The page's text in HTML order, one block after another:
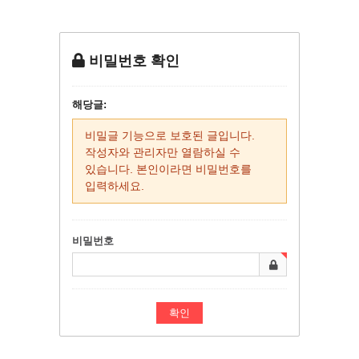
비밀번호 확인
해당글:
비밀글 기능으로 보호된 글입니다.
작성자와 관리자만 열람하실 수
있습니다. 본인이라면 비밀번호를
입력하세요.
비밀번호